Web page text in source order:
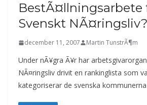
BestÃ¤llningsarbete
Svenskt NÃ¤ringsliv?
december 11, 2007 Martin TunstrÃ¶m
Under nÃ¥gra Ã¥r har
NÃ¤ringsliv drivit en rankinglista som
kategoriserar de svenska